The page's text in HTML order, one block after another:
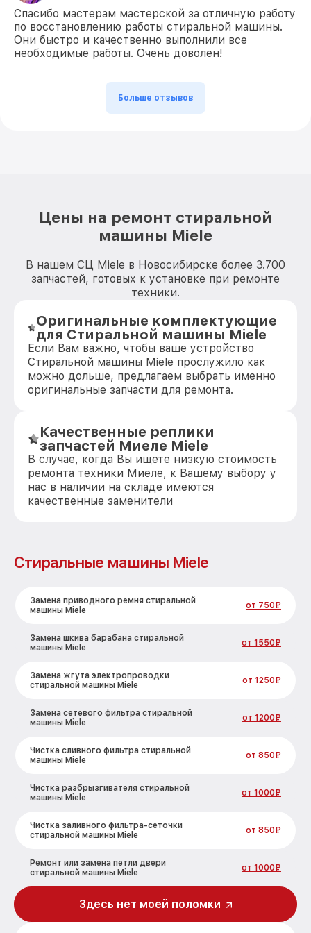
Спасибо мастерам мастерской за отличную работу
по восстановлению работы стиральной машины.
Они быстро и качественно выполнили все
необходимые работы. Очень доволен!
Больше отзывов
Цены на ремонт стиральной
машины Miele
В нашем СЦ Miele в Новосибирске более 3.700
запчастей, готовых к установке при ремонте
техники.
Оригинальные комплектующие
для Стиральной машины Miele
Если Вам важно, чтобы ваше устройство
Стиральной машины Miele прослужило как
можно дольше, предлагаем выбрать именно
оригинальные запчасти для ремонта.
Качественные реплики
запчастей Миеле Miele
В случае, когда Вы ищете низкую стоимость
ремонта техники Миеле, к Вашему выбору у
нас в наличии на складе имеются
качественные заменители
Стиральные машины Miele
Замена приводного ремня стиральной
машины Miele
от 750₽
Замена шкива барабана стиральной
машины Miele
от 1550₽
Замена жгута электропроводки
стиральной машины Miele
от 1250₽
Замена сетевого фильтра стиральной
машины Miele
от 1200₽
Чистка сливного фильтра стиральной
машины Miele
от 850₽
Чистка разбрызгивателя стиральной
машины Miele
от 1000₽
Чистка заливного фильтра-сеточки
стиральной машины Miele
от 850₽
Ремонт или замена петли двери
стиральной машины Miele
от 1000₽
Ремонт или замена патрубка
стиральной машины Miele
Здесь нет моей поломки